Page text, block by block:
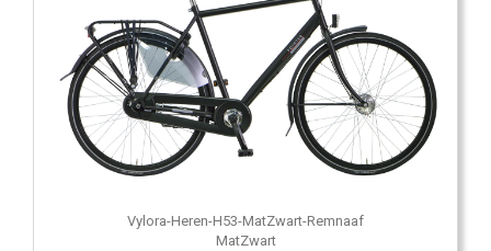
Vylora-Heren-H53-MatZwart-Remnaaf
MatZwart